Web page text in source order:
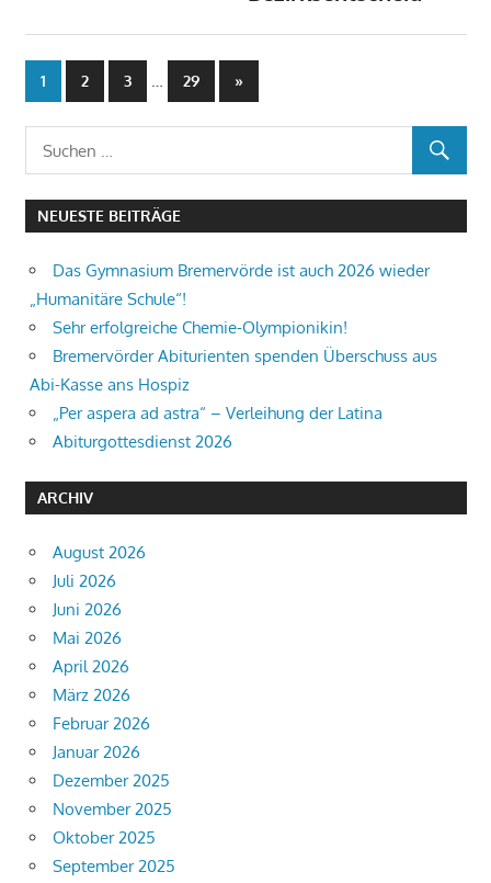
Beitragsnavigation
1 2 3 29
Nächste
Beiträge
»
NEUESTE BEITRÄGE
Das Gymnasium Bremervörde ist auch 2026 wieder
„Humanitäre Schule“!
Sehr erfolgreiche Chemie-Olympionikin!
Bremervörder Abiturienten spenden Überschuss aus
Abi-Kasse ans Hospiz
„Per aspera ad astra“ – Verleihung der Latina
Abiturgottesdienst 2026
ARCHIV
August 2026
Juli 2026
Juni 2026
Mai 2026
April 2026
März 2026
Februar 2026
Januar 2026
Dezember 2025
November 2025
Oktober 2025
September 2025